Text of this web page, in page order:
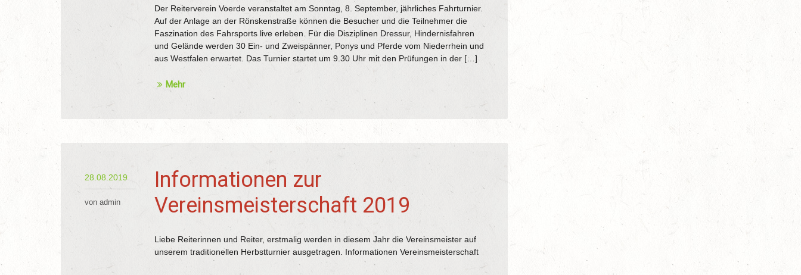
Der Reiterverein Voerde veranstaltet am Sonntag, 8. September, jährliches Fahrturnier.
Auf der Anlage an der Rönskenstraße können die Besucher und die Teilnehmer die
Faszination des Fahrsports live erleben. Für die Disziplinen Dressur, Hindernisfahren
und Gelände werden 30 Ein- und Zweispänner, Ponys und Pferde vom Niederrhein und
aus Westfalen erwartet. Das Turnier startet um 9.30 Uhr mit den Prüfungen in der […]
Mehr
28.08.2019
von admin
Informationen zur
Vereinsmeisterschaft 2019
Liebe Reiterinnen und Reiter, erstmalig werden in diesem Jahr die Vereinsmeister auf
unserem traditionellen Herbstturnier ausgetragen. Informationen Vereinsmeisterschaft